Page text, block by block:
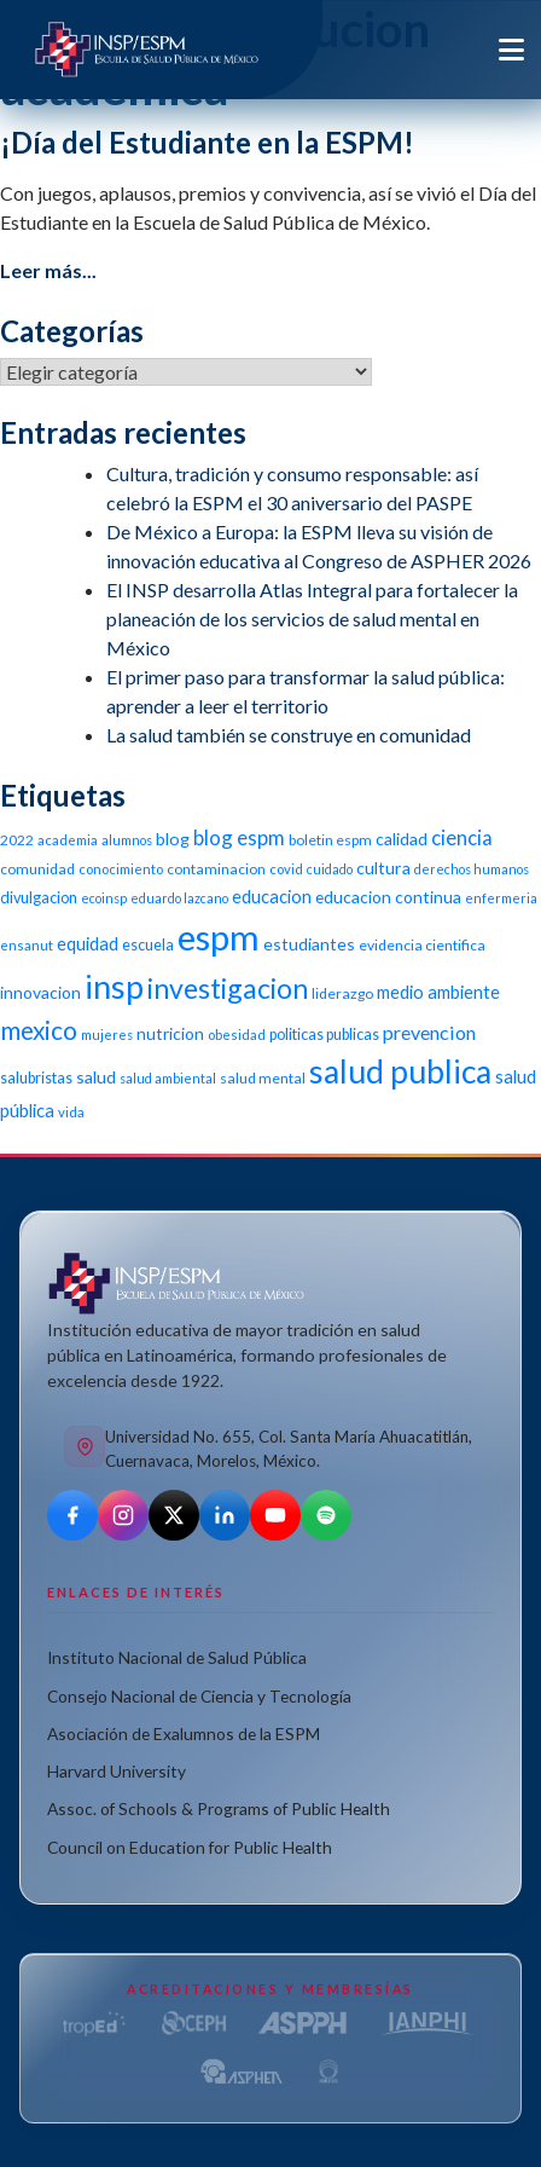
Etiqueta:
academica
¡Día del Estudiante en la ESPM!
Con juegos, aplausos, premios y convivencia, así se vivió el Día del
Estudiante en la Escuela de Salud Pública de México.
Leer más...
Categorías
Categorías
Entradas recientes
Cultura, tradición y consumo responsable: así
celebró la ESPM el 30 aniversario del PASPE
De México a Europa: la ESPM lleva su visión de
innovación educativa al Congreso de ASPHER 2026
El INSP desarrolla Atlas Integral para fortalecer la
planeación de los servicios de salud mental en
México
El primer paso para transformar la salud pública:
aprender a leer el territorio
La salud también se construye en comunidad
Etiquetas
2022 academia alumnos blog blog espm boletin espm calidad ciencia
comunidad conocimiento contaminacion covid cuidado cultura derechos humanos
divulgacion ecoinsp eduardo lazcano educacion educacion continua enfermeria
ensanut equidad escuela espm estudiantes evidencia cientifica
innovacion inspinvestigacion liderazgo medio ambiente
mexico mujeres nutricion obesidad politicas publicas prevencion
salubristas salud salud ambiental salud mental salud publica salud
pública vida
Institución educativa de mayor tradición en salud
pública en Latinoamérica, formando profesionales de
excelencia desde 1922.
Universidad No. 655, Col. Santa María Ahuacatitlán,
Cuernavaca, Morelos, México.
ENLACES DE INTERÉS
Instituto Nacional de Salud Pública
Consejo Nacional de Ciencia y Tecnología
Asociación de Exalumnos de la ESPM
Harvard University
Assoc. of Schools & Programs of Public Health
Council on Education for Public Health
ACREDITACIONES Y MEMBRESÍAS